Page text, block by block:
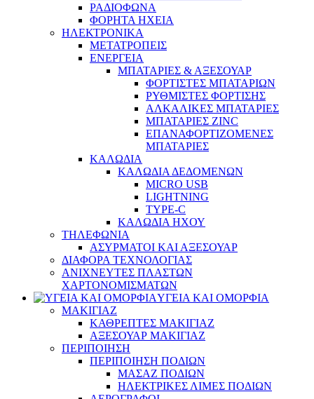
ΡΑΔΙΟΦΩΝΑ
ΦΟΡΗΤΑ ΗΧΕΙΑ
ΗΛΕΚΤΡΟΝΙΚΑ
ΜΕΤΑΤΡΟΠΕΙΣ
ΕΝΕΡΓΕΙΑ
ΜΠΑΤΑΡΙΕΣ & ΑΞΕΣΟΥΑΡ
ΦΟΡΤΙΣΤΕΣ ΜΠΑΤΑΡΙΩΝ
ΡΥΘΜΙΣΤΕΣ ΦΟΡΤΙΣΗΣ
ΑΛΚΑΛΙΚΕΣ ΜΠΑΤΑΡΙΕΣ
ΜΠΑΤΑΡΙΕΣ ZINC
ΕΠΑΝΑΦΟΡΤΙΖΟΜΕΝΕΣ
ΜΠΑΤΑΡΙΕΣ
ΚΑΛΩΔΙΑ
ΚΑΛΩΔΙΑ ΔΕΔΟΜΕΝΩΝ
MICRO USB
LIGHTNING
TYPE-C
ΚΑΛΩΔΙΑ ΗΧΟΥ
ΤΗΛΕΦΩΝΙΑ
ΑΣΥΡΜΑΤΟΙ ΚΑΙ ΑΞΕΣΟΥΑΡ
ΔΙΑΦΟΡΑ ΤΕΧΝΟΛΟΓΙΑΣ
ΑΝΙΧΝΕΥΤΕΣ ΠΛΑΣΤΩΝ
ΧΑΡΤΟΝΟΜΙΣΜΑΤΩΝ
ΥΓΕΙΑ ΚΑΙ ΟΜΟΡΦΙΑ
ΜΑΚΙΓΙΑΖ
ΚΑΘΡΕΠΤΕΣ ΜΑΚΙΓΙΑΖ
ΑΞΕΣΟΥΑΡ ΜΑΚΙΓΙΑΖ
ΠΕΡΙΠΟΙΗΣΗ
ΠΕΡΙΠΟΙΗΣΗ ΠΟΔΙΩΝ
ΜΑΣΑΖ ΠΟΔΙΩΝ
ΗΛΕΚΤΡΙΚΕΣ ΛΙΜΕΣ ΠΟΔΙΩΝ